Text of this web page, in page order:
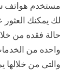
مستخدم هواتف
لك يمكنك
حالة فقده من
واحده من
والتى من خلالها